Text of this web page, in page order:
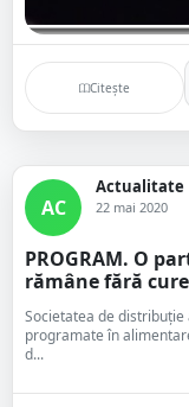
Citește
AC
Actualitate
22 mai 2020
PROGRAM. O
rămâne fără
Societatea de
programate în
d...